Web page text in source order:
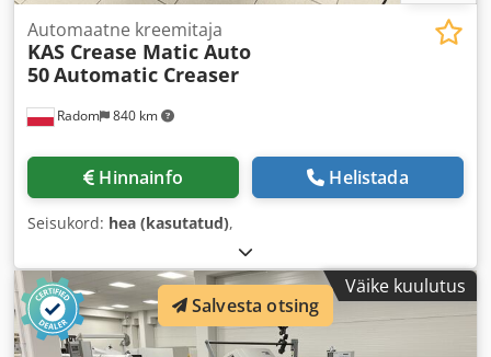
Radom 840 km
Automaatne kreemitaja
KAS Crease Matic Auto
50Automatic Creaser
Hinnainfo Helistada
Seisukord: hea (kasutatud),
Väike kuulutus
Salvesta otsing